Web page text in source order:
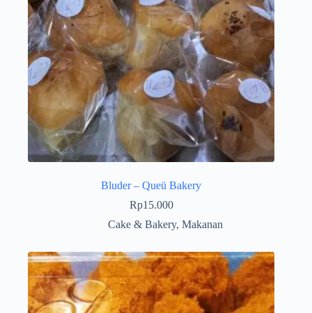
Bluder – Queü Bakery
Rp15.000
Cake & Bakery, Makanan